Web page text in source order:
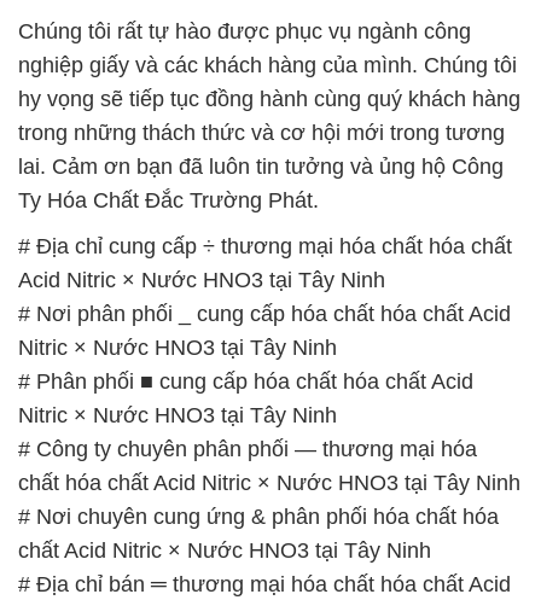
Chúng tôi rất tự hào được phục vụ ngành công
nghiệp giấy và các khách hàng của mình. Chúng tôi
hy vọng sẽ tiếp tục đồng hành cùng quý khách hàng
trong những thách thức và cơ hội mới trong tương
lai. Cảm ơn bạn đã luôn tin tưởng và ủng hộ Công
Ty Hóa Chất Đắc Trường Phát.
# Địa chỉ cung cấp ÷ thương mại hóa chất hóa chất
Acid Nitric × Nước HNO3 tại Tây Ninh
# Nơi phân phối _ cung cấp hóa chất hóa chất Acid
Nitric × Nước HNO3 tại Tây Ninh
# Phân phối ■ cung cấp hóa chất hóa chất Acid
Nitric × Nước HNO3 tại Tây Ninh
# Công ty chuyên phân phối — thương mại hóa
chất hóa chất Acid Nitric × Nước HNO3 tại Tây Ninh
# Nơi chuyên cung ứng & phân phối hóa chất hóa
chất Acid Nitric × Nước HNO3 tại Tây Ninh
# Địa chỉ bán ═ thương mại hóa chất hóa chất Acid